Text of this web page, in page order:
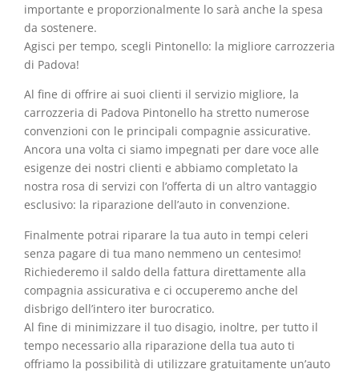
importante e proporzionalmente lo sarà anche la spesa
da sostenere.
Agisci per tempo, scegli Pintonello: la migliore carrozzeria
di Padova!
Al fine di offrire ai suoi clienti il servizio migliore, la
carrozzeria di Padova Pintonello ha stretto numerose
convenzioni con le principali compagnie assicurative.
Ancora una volta ci siamo impegnati per dare voce alle
esigenze dei nostri clienti e abbiamo completato la
nostra rosa di servizi con l’offerta di un altro vantaggio
esclusivo: la riparazione dell’auto in convenzione.
Finalmente potrai riparare la tua auto in tempi celeri
senza pagare di tua mano nemmeno un centesimo!
Richiederemo il saldo della fattura direttamente alla
compagnia assicurativa e ci occuperemo anche del
disbrigo dell’intero iter burocratico.
Al fine di minimizzare il tuo disagio, inoltre, per tutto il
tempo necessario alla riparazione della tua auto ti
offriamo la possibilità di utilizzare gratuitamente un’auto